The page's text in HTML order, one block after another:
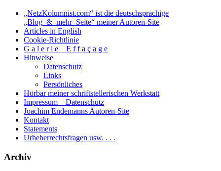
„NetzKolumnist.com“ ist die deutschsprachige
„Blog_&_mehr_Seite“ meiner Autoren-Site
Articles in English
Cookie-Richtlinie
G a l e r i e _ E f f a ç a g e
Hinweise
Datenschutz
Links
Persönliches
Hörbar meiner schriftstellerischen Werkstatt
Impressum _ Datenschutz
Joachim Endemanns Autoren-Site
Kontakt
Statements
Urheberrechtsfragen usw. . . .
Archiv